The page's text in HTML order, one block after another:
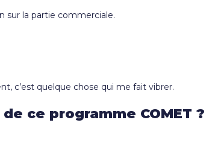
sur la partie commerciale.
c’est quelque chose qui me fait vibrer.
ce programme COMET ?